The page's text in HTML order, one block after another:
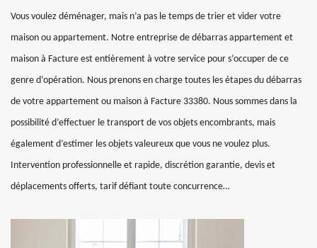
Vous voulez déménager, mais n’a pas le temps de trier et vider votre
maison ou appartement. Notre entreprise de débarras appartement et
maison à Facture est entièrement à votre service pour s’occuper de ce
genre d’opération. Nous prenons en charge toutes les étapes du débarras
de votre appartement ou maison à Facture 33380. Nous sommes dans la
possibilité d’effectuer le transport de vos objets encombrants, mais
également d’estimer les objets valeureux que vous ne voulez plus.
Intervention professionnelle et rapide, discrétion garantie, devis et
déplacements offerts, tarif défiant toute concurrence…